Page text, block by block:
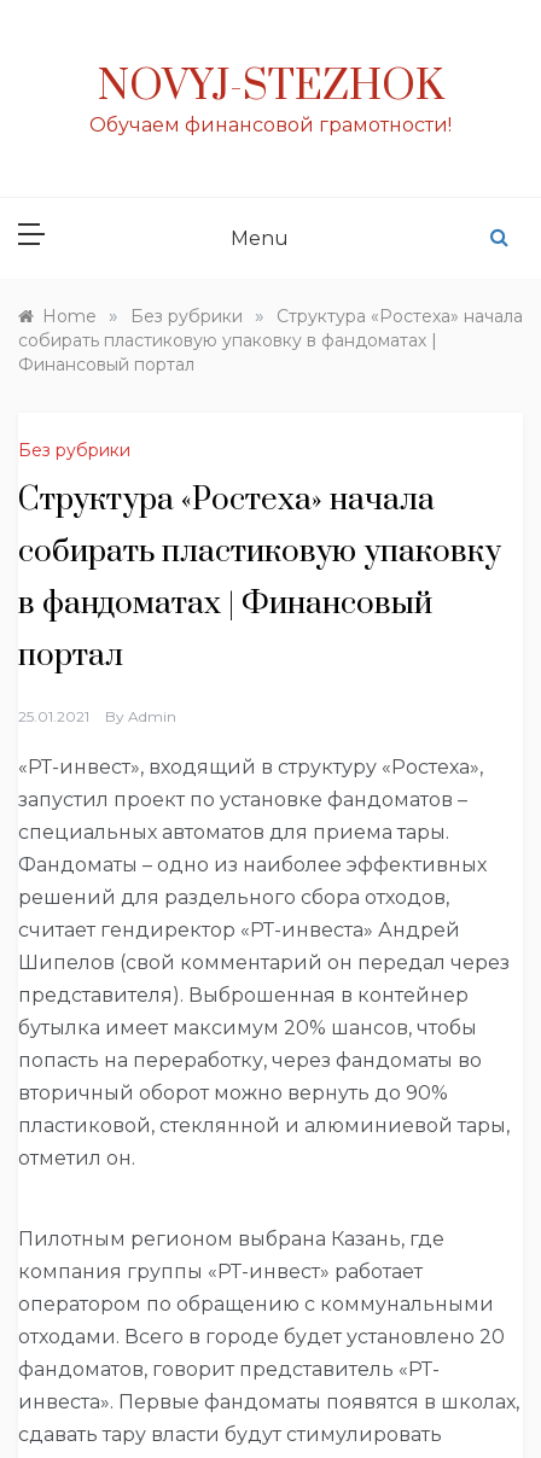
NOVYJ-STEZHOK
Обучаем финансовой грамотности!
Menu
Home » Без рубрики »
Структура «Ростеха» начала
собирать пластиковую упаковку в фандоматах |
Финансовый портал
Без рубрики
Структура «Ростеха» начала
собирать пластиковую упаковку
в фандоматах | Финансовый
портал
25.01.2021 By Admin
«РТ-инвест», входящий в структуру «Ростеха»,
запустил проект по установке фандоматов –
специальных автоматов для приема тары.
Фандоматы – одно из наиболее эффективных
решений для раздельного сбора отходов,
считает гендиректор «РТ-инвеста» Андрей
Шипелов (свой комментарий он передал через
представителя). Выброшенная в контейнер
бутылка имеет максимум 20% шансов, чтобы
попасть на переработку, через фандоматы во
вторичный оборот можно вернуть до 90%
пластиковой, стеклянной и алюминиевой тары,
отметил он.
Пилотным регионом выбрана Казань, где
компания группы «РТ-инвест» работает
оператором по обращению с коммунальными
отходами. Всего в городе будет установлено 20
фандоматов, говорит представитель «РТ-
инвеста». Первые фандоматы появятся в школах,
сдавать тару власти будут стимулировать